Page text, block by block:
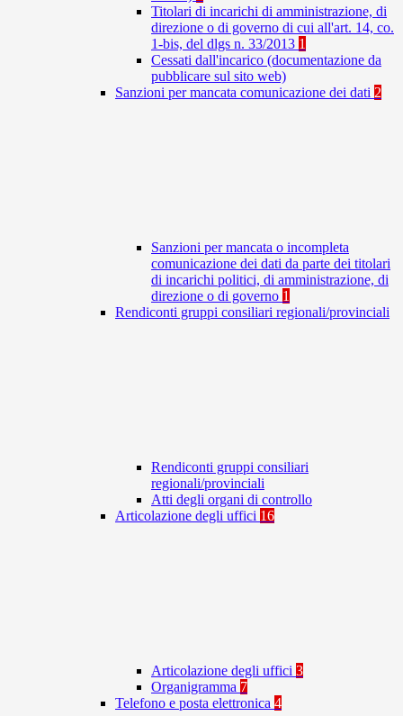
Titolari di incarichi di amministrazione, di
direzione o di governo di cui all'art. 14, co.
1-bis, del dlgs n. 33/2013 1
Cessati dall'incarico (documentazione da
pubblicare sul sito web)
Sanzioni per mancata comunicazione dei dati 2
Sanzioni per mancata o incompleta
comunicazione dei dati da parte dei titolari
di incarichi politici, di amministrazione, di
direzione o di governo 1
Rendiconti gruppi consiliari regionali/provinciali
Rendiconti gruppi consiliari
regionali/provinciali
Atti degli organi di controllo
Articolazione degli uffici 16
Articolazione degli uffici 3
Organigramma 7
Telefono e posta elettronica 4